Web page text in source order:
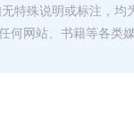
特殊说明或标注，
何网站、书籍等各类